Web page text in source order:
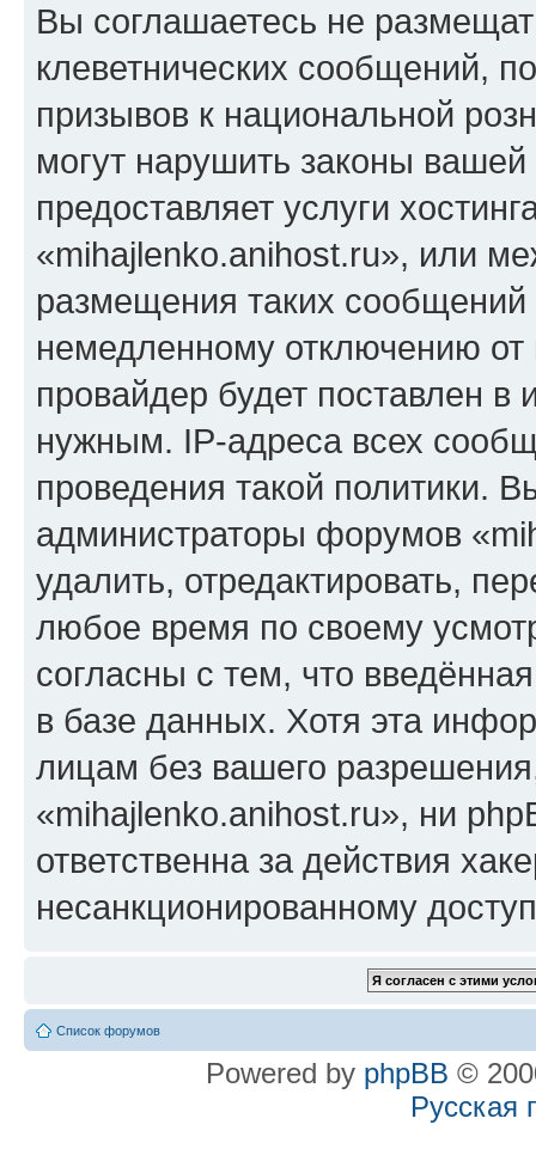
Вы соглашаетесь не
клеветнических сообщений,
призывов к национальной
могут нарушить законы
предоставляет услуги
«mihajlenko.anihost.ru», или
размещения таких
немедленному отключению
провайдер будет поставлен в
нужным. IP-адреса всех
проведения такой политики.
администраторы форумов
удалить, отредактировать,
любое время по своему
согласны с тем, что
в базе данных. Хотя эта
лицам без вашего
«mihajlenko.anihost.ru», ни
ответственна за действия
несанкционированному
Список форумов
Powered by phpBB ©
Русская